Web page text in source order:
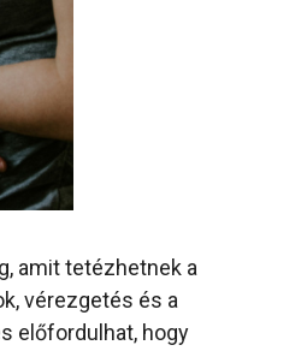
amit tetézhetnek a
vérezgetés és a
előfordulhat, hogy